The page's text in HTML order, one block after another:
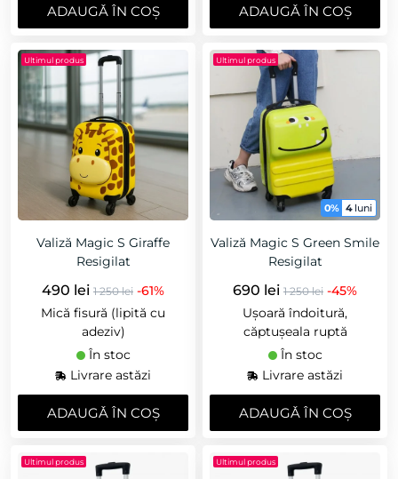
ADAUGǍ ÎN COȘ ADAUGǍ ÎN COȘ
Ultimul produs
Valiză Magic S Giraffe
Resigilat
490 lei 1 250 lei -61%
Mică fisură (lipită cu
adeziv)
În stoc
Livrare astăzi
ADAUGǍ ÎN COȘ
Ultimul produs
0% 4 luni
Valiză Magic S Green Smile
Resigilat
690 lei 1 250 lei -45%
Ușoară îndoitură,
căptușeala ruptă
În stoc
Livrare astăzi
ADAUGǍ ÎN COȘ
Ultimul produs Ultimul produs